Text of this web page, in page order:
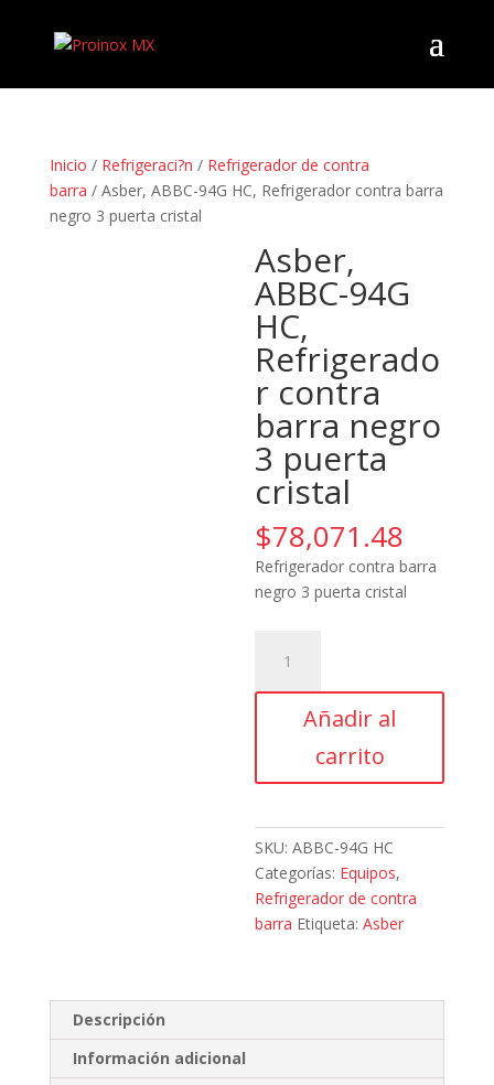
Inicio / Refrigeraci?n / Refrigerador de contra
barra / Asber, ABBC-94G HC, Refrigerador contra barra
negro 3 puerta cristal
Asber,
ABBC-94G
HC,
Refrigerado
r contra
barra negro
3 puerta
cristal
$78,071.48
Refrigerador contra barra
negro 3 puerta cristal
ABBC-
94G
3
puerta
cristal
cantidad
Añadir al
carrito
SKU:ABBC-94G HC
Categorías: Equipos,
Refrigerador de contra
barra Etiqueta:Asber
Descripción
Información adicional